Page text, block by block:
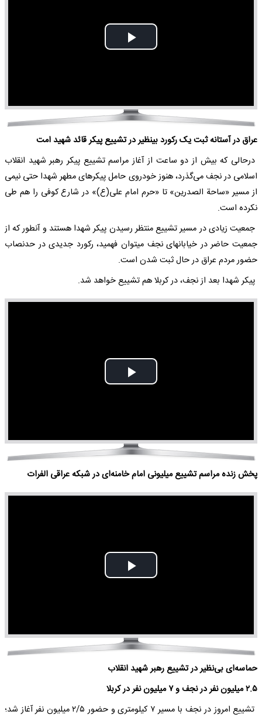
Play
عراق در آستانه ثبت یک رکورد بینظیر در تشییع پیکر قائد شهید امت
درحالی که بیش از دو ساعت از آغاز مراسم تشییع پیکر رهبر شهید انقلاب
اسلامی در نجف می‌گذرد، هنوز خودروی حامل پیکرهای مطهر شهدا حتی نیمی
از مسیر «ساحة الصدرین» تا «حرم امام علی(ع)» در شارع کوفی را هم طی
نکرده است.
جمعیت زیادی در مسیر تشییع منتظر رسیدن پیکر شهدا هستند و آنطور که از
جمعیت حاضر در خیابانهای نجف میتوان فهمید، رکورد جدیدی در حدنصاب
حضور مردم عراق در حال ثبت شدن است.
پیکر شهدا بعد از نجف، در کربلا هم تشییع خواهد شد.
Play
پخش زنده مراسم تشییع میلیونی امام خامنه‌ای در شبکه عراقی الفرات
Play
حماسه‌ای بی‌نظیر در تشییع رهبر شهید انقلاب
۲.۵ میلیون نفر در نجف و ۷ میلیون نفر در کربلا
تشییع امروز در نجف با مسیر ۷ کیلومتری و حضور ۲/۵ میلیون نفر آغاز شد؛